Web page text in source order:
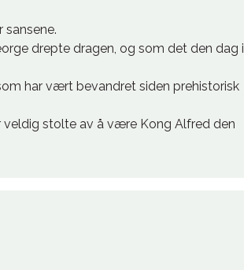
sansene.
drepte dragen, og som det den dag i
har vært bevandret siden prehistorisk
veldig stolte av å være Kong Alfred den